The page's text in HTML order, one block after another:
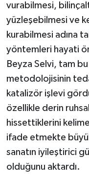
vurabilmesi,
yüzleşebilmesi ve
kurabilmesi adına
yöntemleri hayati
Beyza Selvi, tam
metodolojisinin
katalizör işlevi
özellikle derin
hissettiklerini
ifade etmekte
sanatın iyileştirici
olduğunu aktardı.